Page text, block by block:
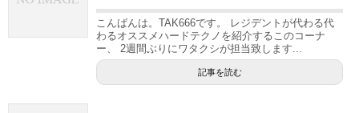
こんばんは。TAK666です。 レジデントが代わる代
わるオススメハードテクノを紹介するこのコーナ
ー、 2週間ぶりにワタクシが担当致します...
記事を読む